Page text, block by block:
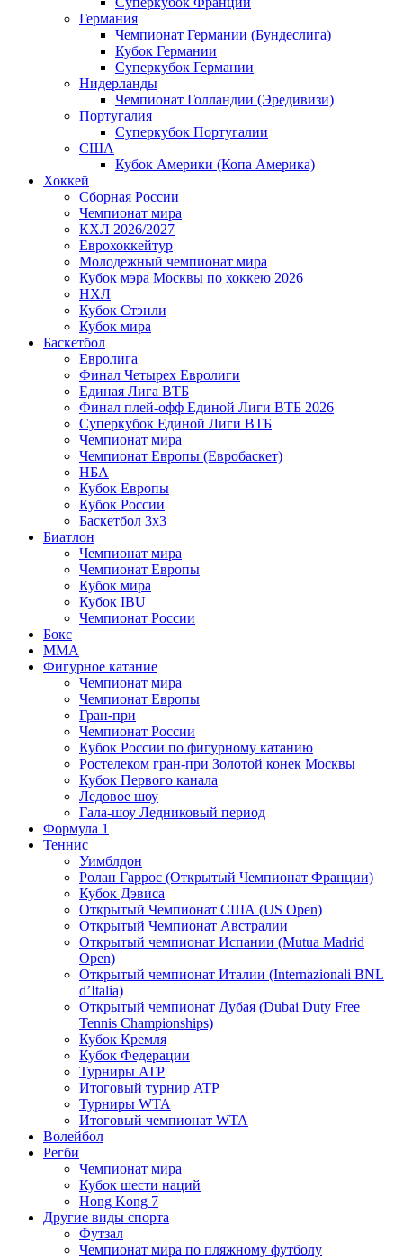
Германия
Чемпионат Германии (Бундеслига)
Кубок Германии
Суперкубок Германии
Нидерланды
Чемпионат Голландии (Эредивизи)
Португалия
Суперкубок Португалии
США
Кубок Америки (Копа Америка)
Хоккей
Сборная России
Чемпионат мира
КХЛ 2026/2027
Еврохоккейтур
Молодежный чемпионат мира
Кубок мэра Москвы по хоккею 2026
НХЛ
Кубок Стэнли
Кубок мира
Баскетбол
Евролига
Финал Четырех Евролиги
Единая Лига ВТБ
Финал плей-офф Единой Лиги ВТБ 2026
Суперкубок Единой Лиги ВТБ
Чемпионат мира
Чемпионат Европы (Евробаскет)
НБА
Кубок Европы
Кубок России
Баскетбол 3х3
Биатлон
Чемпионат мира
Чемпионат Европы
Кубок мира
Кубок IBU
Чемпионат России
Бокс
MMA
Фигурное катание
Чемпионат мира
Чемпионат Европы
Гран-при
Чемпионат России
Кубок России по фигурному катанию
Ростелеком гран-при Золотой конек Москвы
Кубок Первого канала
Ледовое шоу
Гала-шоу Ледниковый период
Формула 1
Теннис
Уимблдон
Ролан Гаррос (Открытый Чемпионат Франции)
Кубок Дэвиса
Открытый Чемпионат США (US Open)
Открытый Чемпионат Австралии
Открытый чемпионат Испании (Mutua Madrid
Open)
Открытый чемпионат Италии (Internazionali BNL
d’Italia)
Открытый чемпионат Дубая (Dubai Duty Free
Tennis Championships)
Кубок Кремля
Кубок Федерации
Турниры ATP
Итоговый турнир ATP
Турниры WTA
Итоговый чемпионат WTA
Волейбол
Регби
Чемпионат мира
Кубок шести наций
Hong Kong 7
Другие виды спорта
Футзал
Чемпионат мира по пляжному футболу